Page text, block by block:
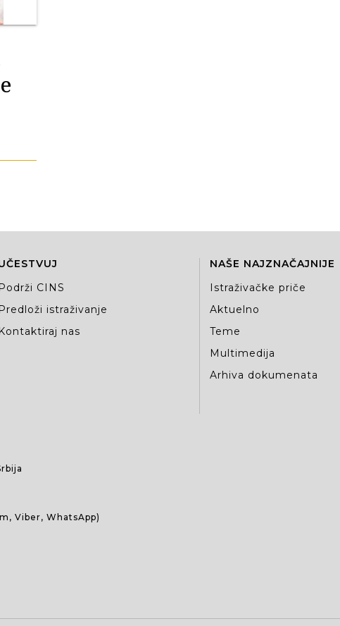
Podrži CINS
Predloži istraživanje
Kontaktiraj nas
NAŠE NAJZNAČAJNIJE
Istraživačke priče
Aktuelno
Teme
Multimedija
Arhiva dokumenata
Viber, WhatsApp)